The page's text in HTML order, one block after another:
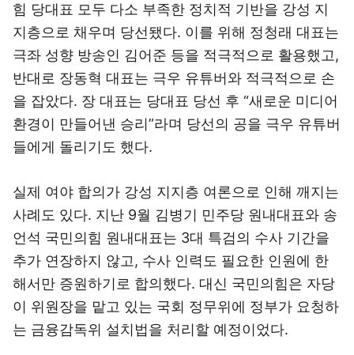
힘 당대표 모두 다소 부족한 정치적 기반을 강성 지
지층으로 채우며 당선됐다. 이를 위해 정청래 대표는
극좌 성향 방송인 김어준 등을 적극적으로 활용했고,
반대로 장동혁 대표는 극우 유튜버와 적극적으로 손
을 잡았다. 장 대표는 당대표 당선 후 “새로운 미디어
환경이 만들어낸 승리”라며 당선의 공을 극우 유튜버
들에게 돌리기도 했다.
실제 여야 합의가 강성 지지층 여론으로 인해 깨지는
사례도 있다. 지난 9월 김병기 민주당 원내대표와 송
언석 국민의힘 원내대표는 3대 특검의 수사 기간을
추가 연장하지 않고, 수사 인력도 필요한 인원에 한
해서만 증원하기로 합의했다. 대신 국민의힘은 자당
이 위원장을 맡고 있는 국회 정무위에 정부가 요청하
는 금융감독위 설치법을 처리할 예정이었다.